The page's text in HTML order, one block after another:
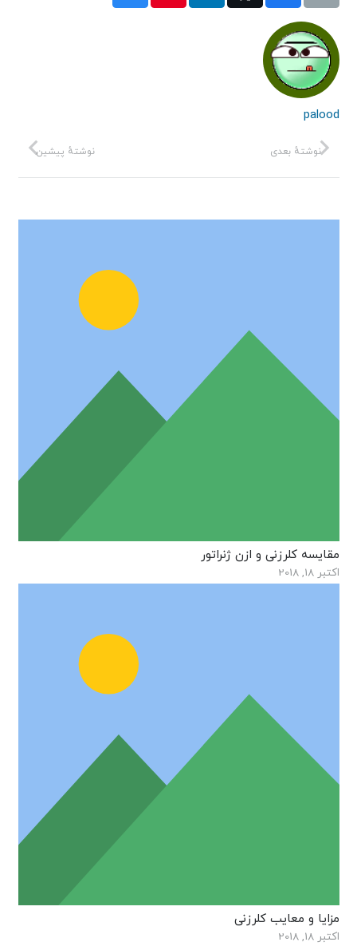
palood
نوشتهٔ پیشین نوشتهٔ بعدی
مقایسه کلرزنی و ازن ژنراتور
اکتبر 18, 2018
مزایا و معایب کلرزنی
اکتبر 18, 2018